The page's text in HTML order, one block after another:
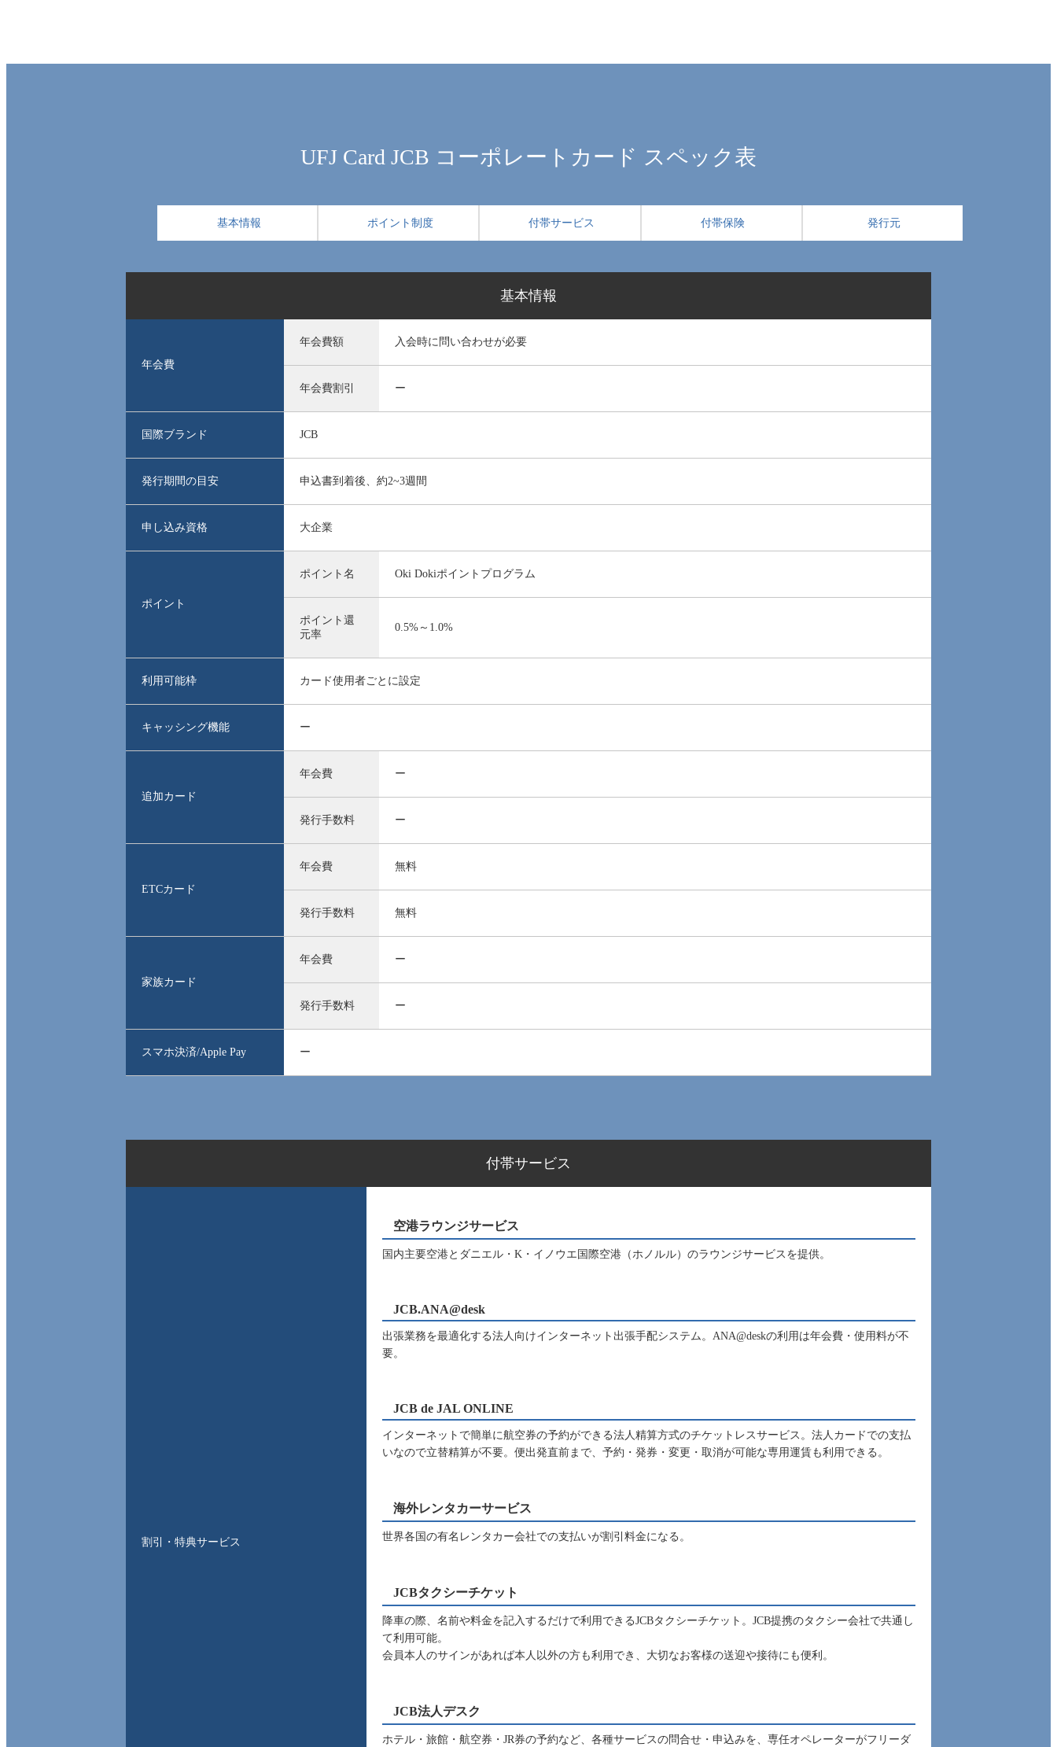
UFJ Card JCB コーポレートカード スペック表
基本情報 ポイント制度 付帯サービス 付帯保険 発行元
基本情報
年会費
年会費額 入会時に問い合わせが必要
年会費割引 ー
国際ブランド JCB
発行期間の目安 申込書到着後、約2~3週間
申し込み資格 大企業
ポイント
ポイント名 Oki Dokiポイントプログラム
ポイント還
元率
0.5%～1.0%
利用可能枠 カード使用者ごとに設定
キャッシング機能 ー
追加カード
年会費 ー
発行手数料 ー
ETCカード
年会費 無料
発行手数料 無料
家族カード
年会費 ー
発行手数料 ー
スマホ決済/Apple Pay ー
付帯サービス
割引・特典サービス
空港ラウンジサービス
国内主要空港とダニエル・K・イノウエ国際空港（ホノルル）のラウンジサービスを提供。
JCB.ANA@desk
出張業務を最適化する法人向けインターネット出張手配システム。ANA@deskの利用は年会費・使用料が不
要。
JCB de JAL ONLINE
インターネットで簡単に航空券の予約ができる法人精算方式のチケットレスサービス。法人カードでの支払
いなので立替精算が不要。便出発直前まで、予約・発券・変更・取消が可能な専用運賃も利用できる。
海外レンタカーサービス
世界各国の有名レンタカー会社での支払いが割引料金になる。
JCBタクシーチケット
降車の際、名前や料金を記入するだけで利用できるJCBタクシーチケット。JCB提携のタクシー会社で共通し
て利用可能。
会員本人のサインがあれば本人以外の方も利用でき、大切なお客様の送迎や接待にも便利。
JCB法人デスク
ホテル・旅館・航空券・JR券の予約など、各種サービスの問合せ・申込みを、専任オペレーターがフリーダ